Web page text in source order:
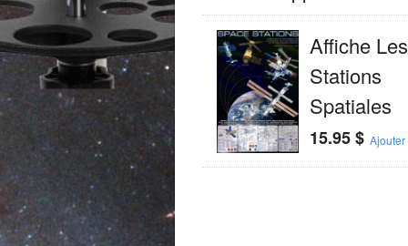
Affiche Les
Stations
Spatiales
15.95$